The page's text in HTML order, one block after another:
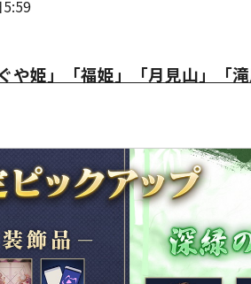
姫」「福姫」「月見山」「滝